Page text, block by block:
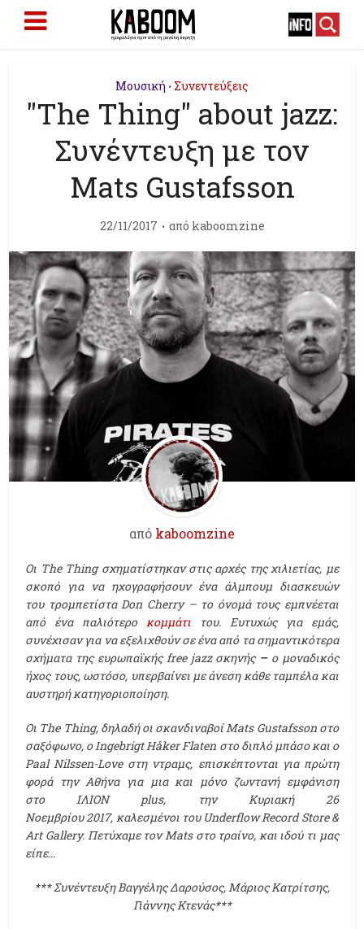
Μουσική • Συνεντεύξεις
"The Thing" about jazz:
Συνέντευξη με τον
Mats Gustafsson
22/11/2017 από kaboomzine
από kaboomzine
Οι The Thing σχηματίστηκαν στις αρχές της χιλιετίας, με
σκοπό για να ηχογραφήσουν ένα άλμπουμ διασκευών
του τρομπετίστα Don Cherry – το όνομά τους εμπνέεται
από ένα παλιότεροκομμάτι του. Ευτυχώς για εμάς,
συνέχισαν για να εξελιχθούν σε ένα από τα σημαντικότερα
σχήματα της ευρωπαϊκής free jazz σκηνής – o μοναδικός
ήχος τους, ωστόσο, υπερβαίνει με άνεση κάθε ταμπέλα και
αυστηρή κατηγοριοποίηση.
Οι Τhe Thing, δηλαδή οι σκανδιναβοί Mats Gustafsson στο
σαξόφωνο, ο Ingebrigt Håker Flaten στο διπλό μπάσο και ο
Paal Nilssen-Love στη ντραμς, επισκέπτονται για πρώτη
φορά την Αθήνα για μια και μόνο ζωντανή εμφάνιση
στο ΙΛΙΟΝ plus, την Κυριακή 26
Νοεμβρίου 2017, καλεσμένοι του Underflow Record Store &
Art Gallery. Πετύχαμε τον Mats στο τραίνο, και ιδού τι μας
είπε...
*** Συνέντευξη Βαγγέλης Δαρούσος, Μάριος Κατρίτσης,
Γιάννης Κτενάς***